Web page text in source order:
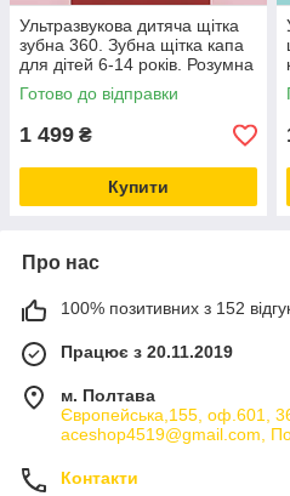
Ультразвукова дитяча щітка
зубна 360. Зубна щітка капа
для дітей 6-14 років. Розумна
зубна щітка з автоматичною
стерилізацією
Готово до відправки
1 499 ₴
Купити
Про нас
100% позитивних з 152
Працює з 20.11.2019
м. Полтава
Європейська,155, оф.601,
aceshop4519@gmail.com,
Контакти